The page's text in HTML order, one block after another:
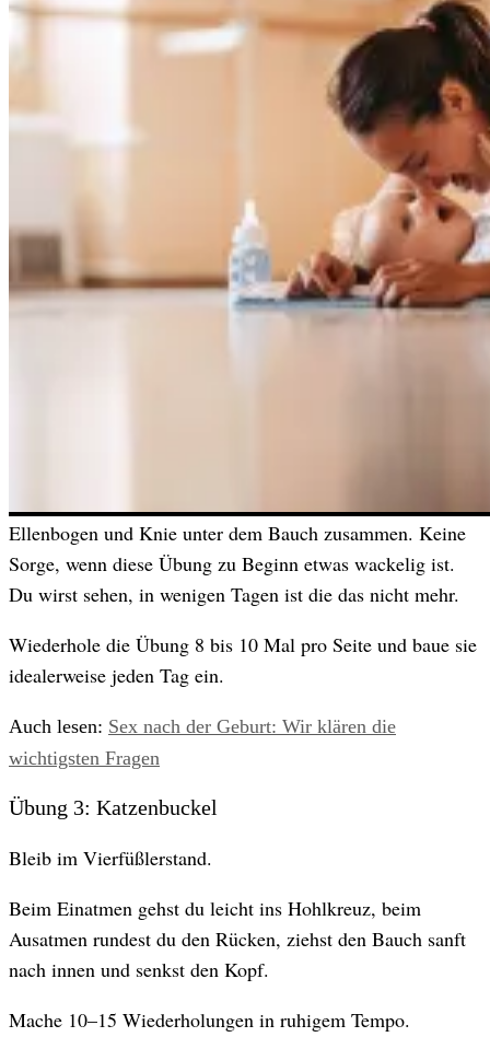
Setz dich bequem in den Schneidersitz oder auf einen
Stuhl, der Rücken ist aufrecht. Schließe die Augen und
Spanne nun den Beckenboden sanft an, als würdest du den
Urinstrahl kurz anhalten, und entspanne ihn wieder. Atme
beim Anspannen ein und beim Lösen aus.
Diese Übung kannst du wunderbar mehrmals täglich
durchführen, ganz unauffällig im Alltag.
Ellenbogen und Knie unter dem Bauch zusammen. Keine
Sorge, wenn diese Übung zu Beginn etwas wackelig ist.
Du wirst sehen, in wenigen Tagen ist die das nicht mehr.
Wiederhole die Übung 8 bis 10 Mal pro Seite und baue sie
idealerweise jeden Tag ein.
Auch lesen: Sex nach der Geburt: Wir klären die
wichtigsten Fragen
Übung 3: Katzenbuckel
Bleib im Vierfüßlerstand.
Beim Einatmen gehst du leicht ins Hohlkreuz, beim
Ausatmen rundest du den Rücken, ziehst den Bauch sanft
nach innen und senkst den Kopf.
Mache 10–15 Wiederholungen in ruhigem Tempo.